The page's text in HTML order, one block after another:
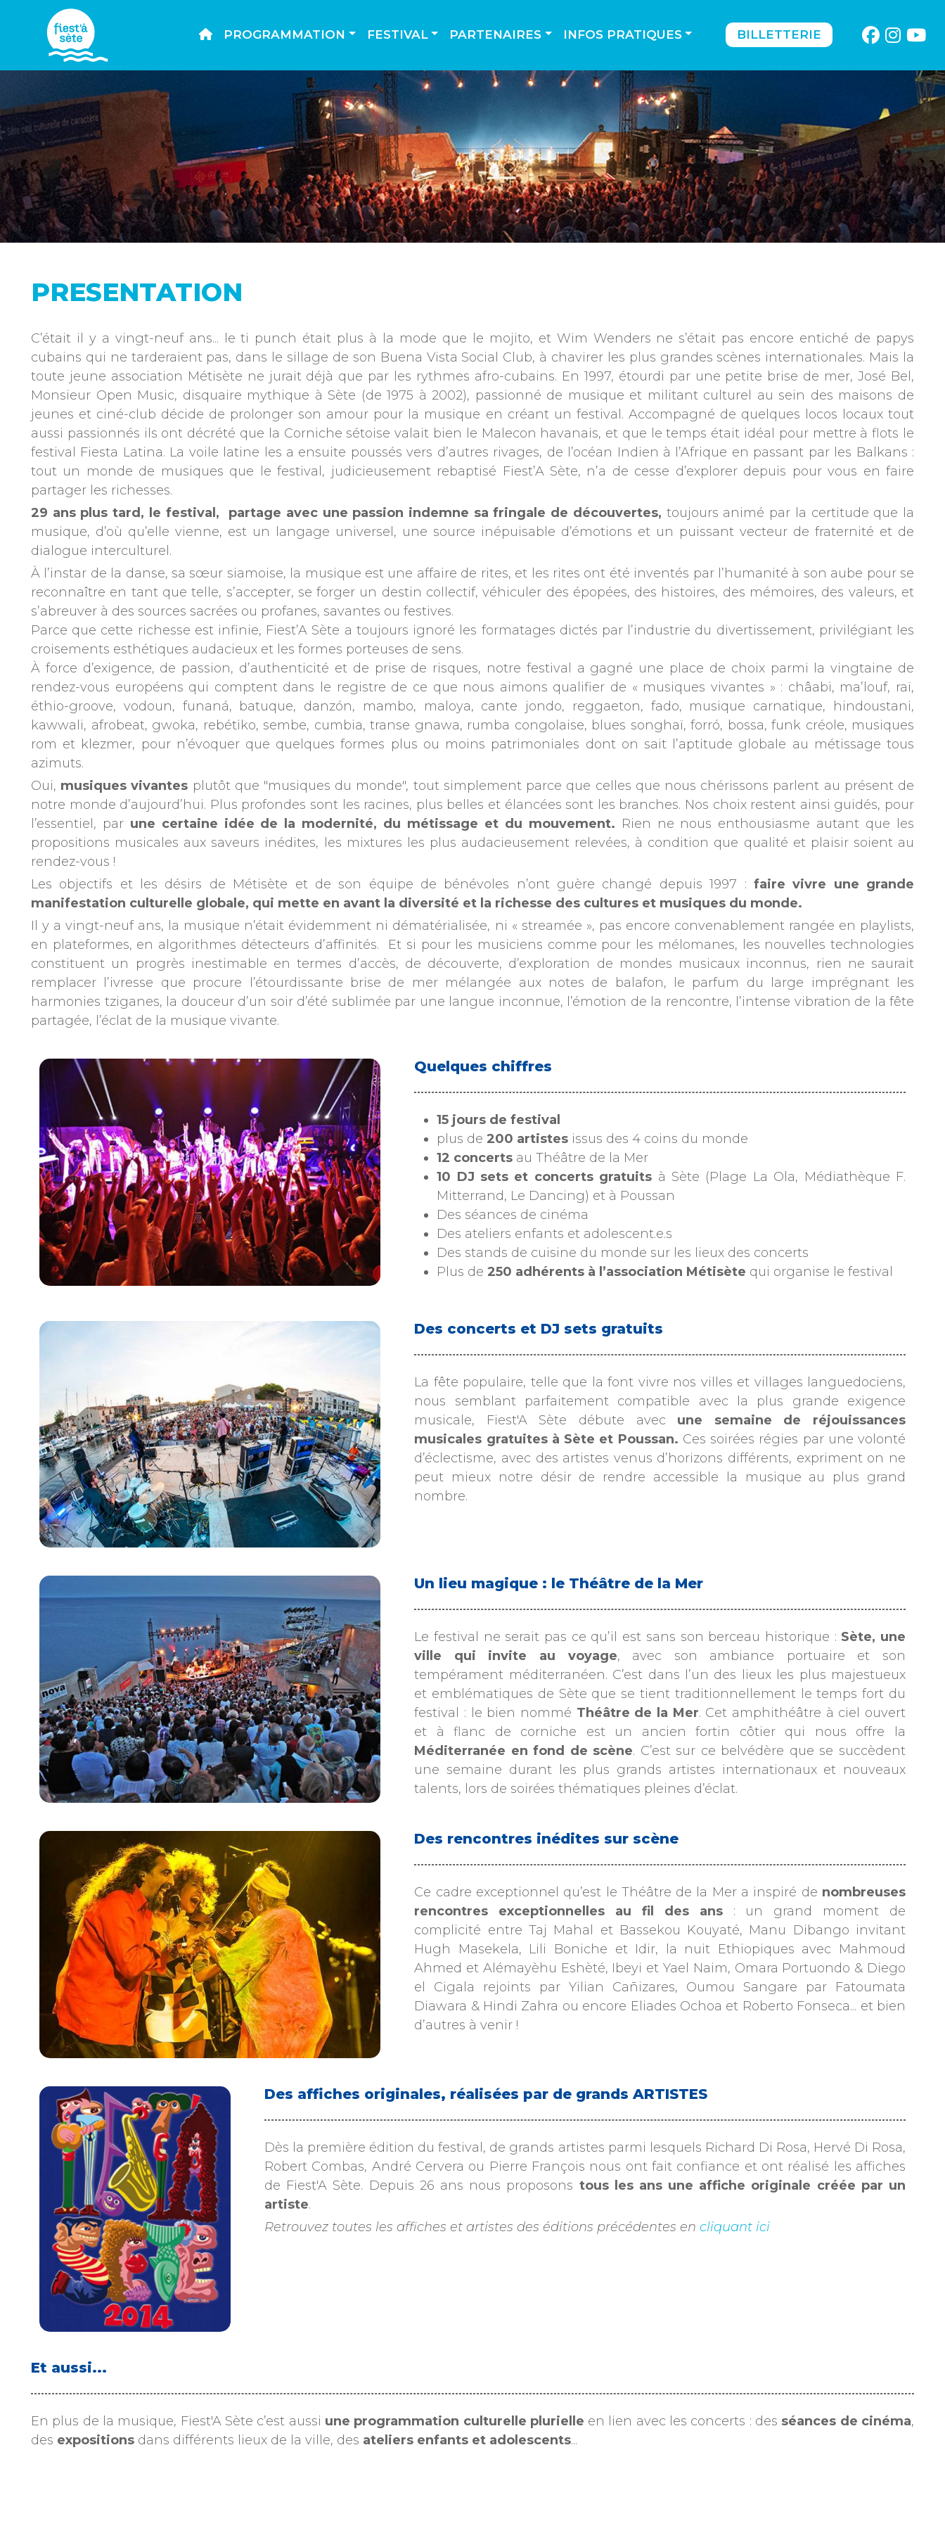
PROGRAMMATION FESTIVAL PARTENAIRES INFOS PRATIQUES BILLETTERIE
PRESENTATION
C’était il y a vingt-neuf ans... le ti punch était plus à la mode que le mojito, et Wim Wenders ne s’était pas encore entiché de papys
cubains qui ne tarderaient pas, dans le sillage de son Buena Vista Social Club, à chavirer les plus grandes scènes internationales. Mais la
toute jeune association Métisète ne jurait déjà que par les rythmes afro-cubains. En 1997, étourdi par une petite brise de mer, José Bel,
Monsieur Open Music, disquaire mythique à Sète (de 1975 à 2002), passionné de musique et militant culturel au sein des maisons de
jeunes et ciné-club décide de prolonger son amour pour la musique en créant un festival. Accompagné de quelques locos locaux tout
aussi passionnés ils ont décrété que la Corniche sétoise valait bien le Malecon havanais, et que le temps était idéal pour mettre à flots le
festival Fiesta Latina. La voile latine les a ensuite poussés vers d’autres rivages, de l’océan Indien à l’Afrique en passant par les Balkans :
tout un monde de musiques que le festival, judicieusement rebaptisé Fiest’A Sète, n’a de cesse d’explorer depuis pour vous en faire
partager les richesses.
29 ans plus tard, le festival, partage avec une passion indemne sa fringale de découvertes, toujours animé par la certitude que la
musique, d’où qu’elle vienne, est un langage universel, une source inépuisable d’émotions et un puissant vecteur de fraternité et de
dialogue interculturel.
À l’instar de la danse, sa sœur siamoise, la musique est une affaire de rites, et les rites ont été inventés par l’humanité à son aube pour se
reconnaître en tant que telle, s’accepter, se forger un destin collectif, véhiculer des épopées, des histoires, des mémoires, des valeurs, et
s’abreuver à des sources sacrées ou profanes, savantes ou festives.
Parce que cette richesse est infinie, Fiest’A Sète a toujours ignoré les formatages dictés par l’industrie du divertissement, privilégiant les
croisements esthétiques audacieux et les formes porteuses de sens.
À force d’exigence, de passion, d’authenticité et de prise de risques, notre festival a gagné une place de choix parmi la vingtaine de
rendez-vous européens qui comptent dans le registre de ce que nous aimons qualifier de « musiques vivantes » : châabi, ma’louf, raï,
éthio-groove, vodoun, funaná, batuque, danzón, mambo, maloya, cante jondo, reggaeton, fado, musique carnatique, hindoustani,
kawwali, afrobeat, gwoka, rebétiko, sembe, cumbia, transe gnawa, rumba congolaise, blues songhaï, forró, bossa, funk créole, musiques
rom et klezmer, pour n’évoquer que quelques formes plus ou moins patrimoniales dont on sait l’aptitude globale au métissage tous
azimuts.
Oui, musiques vivantes plutôt que "musiques du monde", tout simplement parce que celles que nous chérissons parlent au présent de
notre monde d’aujourd’hui. Plus profondes sont les racines, plus belles et élancées sont les branches. Nos choix restent ainsi guidés, pour
l’essentiel, par une certaine idée de la modernité, du métissage et du mouvement. Rien ne nous enthousiasme autant que les
propositions musicales aux saveurs inédites, les mixtures les plus audacieusement relevées, à condition que qualité et plaisir soient au
rendez-vous !
Les objectifs et les désirs de Métisète et de son équipe de bénévoles n’ont guère changé depuis 1997 : faire vivre une grande
manifestation culturelle globale, qui mette en avant la diversité et la richesse des cultures et musiques du monde.
Il y a vingt-neuf ans, la musique n’était évidemment ni dématérialisée, ni « streamée », pas encore convenablement rangée en playlists,
en plateformes, en algorithmes détecteurs d’affinités. Et si pour les musiciens comme pour les mélomanes, les nouvelles technologies
constituent un progrès inestimable en termes d’accès, de découverte, d’exploration de mondes musicaux inconnus, rien ne saurait
remplacer l’ivresse que procure l’étourdissante brise de mer mélangée aux notes de balafon, le parfum du large imprégnant les
harmonies tziganes, la douceur d’un soir d’été sublimée par une langue inconnue, l’émotion de la rencontre, l’intense vibration de la fête
partagée, l’éclat de la musique vivante.
Quelques chiffres
15 jours de festival
plus de200 artistes issus des 4 coins du monde
12 concerts au Théâtre de la Mer
10 DJ sets et concerts gratuits à Sète (Plage La Ola, Médiathèque F.
Mitterrand, Le Dancing) et à Poussan
Des séances de cinéma
Des ateliers enfants et adolescent.e.s
Des stands de cuisine du monde sur les lieux des concerts
Plus de250 adhérents à l’association Métisète qui organise le festival
Des concerts et DJ sets gratuits
La fête populaire, telle que la font vivre nos villes et villages languedociens,
nous semblant parfaitement compatible avec la plus grande exigence
musicale, Fiest'A Sète débute avec une semaine de réjouissances
musicales gratuites à Sète et Poussan. Ces soirées régies par une volonté
d’éclectisme, avec des artistes venus d’horizons différents, expriment on ne
peut mieux notre désir de rendre accessible la musique au plus grand
nombre.
Un lieu magique : le Théâtre de la Mer
Le festival ne serait pas ce qu’il est sans son berceau historique : Sète, une
ville qui invite au voyage, avec son ambiance portuaire et son
tempérament méditerranéen. C’est dans l’un des lieux les plus majestueux
et emblématiques de Sète que se tient traditionnellement le temps fort du
festival : le bien nommé Théâtre de la Mer. Cet amphithéâtre à ciel ouvert
et à flanc de corniche est un ancien fortin côtier qui nous offre la
Méditerranée en fond de scène. C’est sur ce belvédère que se succèdent
une semaine durant les plus grands artistes internationaux et nouveaux
talents, lors de soirées thématiques pleines d’éclat.
Des rencontres inédites sur scène
Ce cadre exceptionnel qu’est le Théâtre de la Mer a inspiré de nombreuses
rencontres exceptionnelles au fil des ans: un grand moment de
complicité entre Taj Mahal et Bassekou Kouyaté, Manu Dibango invitant
Hugh Masekela, Lili Boniche et Idir, la nuit Ethiopiques avec Mahmoud
Ahmed et Alémayèhu Eshèté, Ibeyi et Yael Naim, Omara Portuondo & Diego
el Cigala rejoints par Yilian Cañizares, Oumou Sangare par Fatoumata
Diawara & Hindi Zahra ou encore Eliades Ochoa et Roberto Fonseca... et bien
d’autres à venir !
Des affiches originales, réalisées par de grands ARTISTES
Dès la première édition du festival, de grands artistes parmi lesquels Richard Di Rosa, Hervé Di Rosa,
Robert Combas, André Cervera ou Pierre François nous ont fait confiance et ont réalisé les affiches
de Fiest'A Sète. Depuis 26 ans nous proposons tous les ans une affiche originale créée par un
artiste.
Retrouvez toutes les affiches et artistes des éditions précédentes en cliquant ici
Et aussi...
En plus de la musique, Fiest'A Sète c’est aussi une programmation culturelle plurielle en lien avec les concerts : des séances de cinéma,
des expositions dans différents lieux de la ville, des ateliers enfants et adolescents...